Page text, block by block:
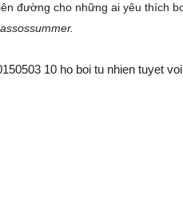
đường cho những ai yêu thích